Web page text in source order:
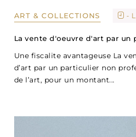
ART & COLLECTIONS -
La vente d'oeuvre d'art par un
Une fiscalite avantageuse La
d’art par un particulier non
de l’art, pour un montant...